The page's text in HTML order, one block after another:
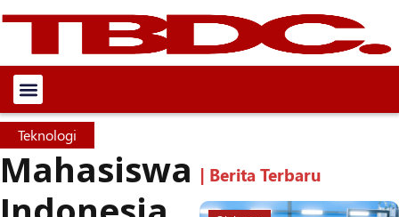
Teknologi
Mahasiswa | Berita Terbaru